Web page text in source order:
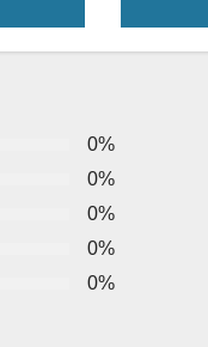
0%
0%
0%
0%
0%